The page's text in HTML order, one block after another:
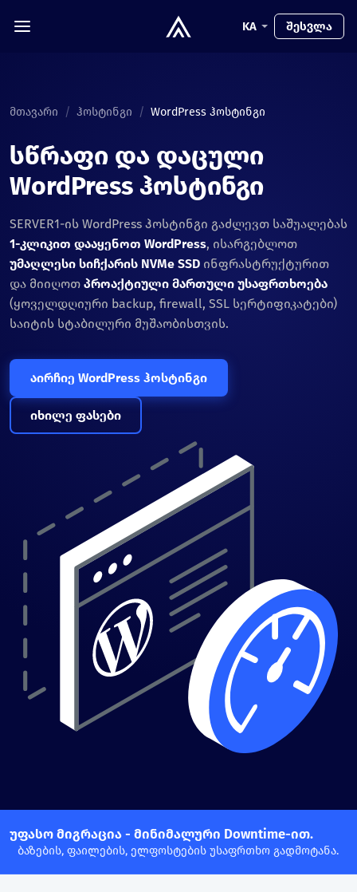
KA შესვლა
მთავარი / ჰოსტინგი / WordPress ჰოსტინგი
სწრაფი და დაცული
WordPress ჰოსტინგი
SERVER1-ის WordPress ჰოსტინგი გაძლევთ საშუალებას
1-კლიკით დააყენოთ WordPress, ისარგებლოთ
უმაღლესი სიჩქარის NVMe SSD ინფრასტრუქტურით
და მიიღოთ პროაქტიული მართული უსაფრთხოება
(ყოველდღიური backup, firewall, SSL სერტიფიკატები)
საიტის სტაბილური მუშაობისთვის.
აირჩიე WordPress ჰოსტინგი
იხილე ფასები
უფასო მიგრაცია - მინიმალური Downtime-ით.
ბაზების, ფაილების, ელფოსტების უსაფრთხო გადმოტანა.